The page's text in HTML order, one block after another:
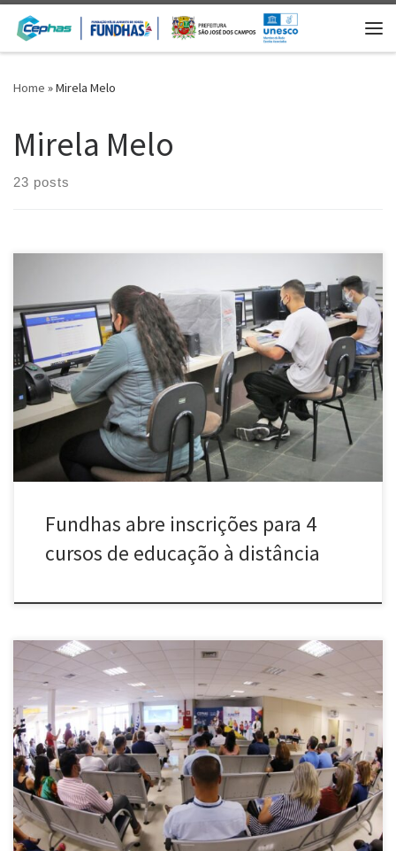
Skip to content
Home »Mirela Melo
Mirela Melo
23 posts
[…]
Fundhas abre inscrições para 4
cursos de educação à distância
[…]